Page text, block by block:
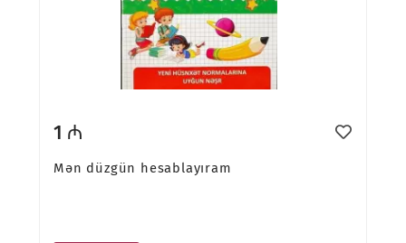
1 ₼
Mən düzgün hesablayıram